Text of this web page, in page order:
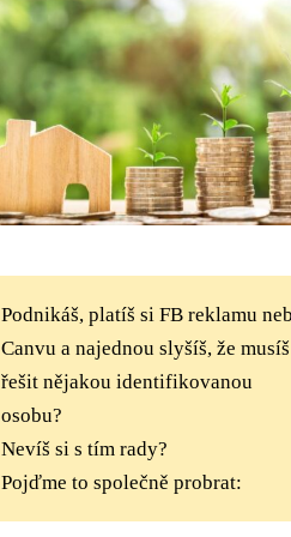
Podnikáš, platíš si FB reklamu
Canvu a najednou slyšíš, že musíš
řešit nějakou identifikovanou
osobu?
Nevíš si s tím rady?
Pojďme to společně probrat: